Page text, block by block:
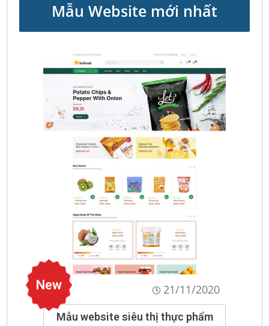
Mẫu Website mới nhất
New 21/11/2020
Mẫu website siêu thị thực phẩm